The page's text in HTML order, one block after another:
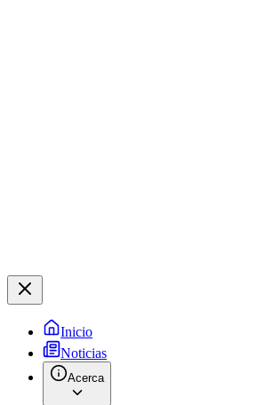
Inicio
Noticias
Acerca